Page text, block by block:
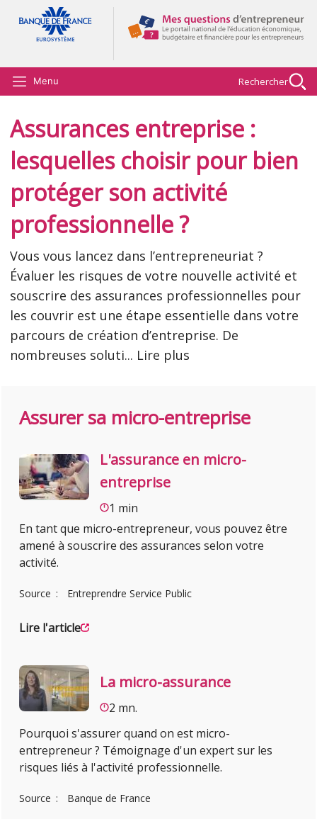
Aller au contenu principal
Menu Rechercher
Assurances entreprise :
lesquelles choisir pour bien
protéger son activité
professionnelle ?
Vous vous lancez dans l’entrepreneuriat ?
Évaluer les risques de votre nouvelle activité et
souscrire des assurances professionnelles pour
les couvrir est une étape essentielle dans votre
parcours de création d’entreprise. De
nombreuses soluti... Lire plus
Assurer sa micro-entreprise
L'assurance en micro-
entreprise
1 min
En tant que micro-entrepreneur, vous pouvez être
amené à souscrire des assurances selon votre
activité.
Source Entreprendre Service Public
Lire l'article
La micro-assurance
2 mn.
Pourquoi s'assurer quand on est micro-
entrepreneur ? Témoignage d'un expert sur les
risques liés à l'activité professionnelle.
Source Banque de France